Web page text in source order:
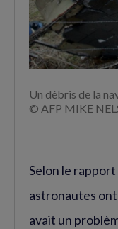
Un débris de la
© AFP MIKE
Selon le rapport
astronautes ont
avait un